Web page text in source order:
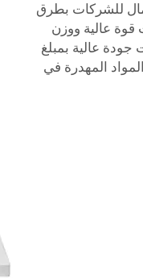
للشركات بطرق
قوة عالية ووزن
عالية بمبلغ
المهدرة في